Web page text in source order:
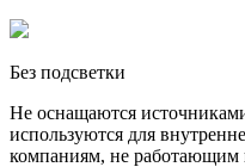
Без подсветки
Не оснащаются
используются для
компаниям, не работающим